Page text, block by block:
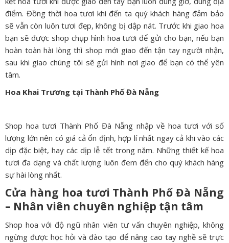
điểm. Đồng thời hoa tươi khi đến ta quý khách hàng đảm bảo
sẽ vẫn còn luôn tươi đẹp, không bị dập nát. Trước khi giao hoa
bạn sẽ được shop chụp hình hoa tươi để gửi cho bạn, nếu bạn
hoàn toàn hài lòng thì shop mới giao đến tận tay người nhận,
sau khi giao chúng tôi sẽ gửi hình nơi giao để bạn có thể yên
tâm.
Hoa Khai Trương tại Thành Phố Đà Nẵng
Shop hoa tươi Thành Phố Đà Nẵng nhập về hoa tươi với số
lượng lớn nên có giá cả ổn định, hợp lí nhất ngay cả khi vào các
dịp đặc biệt, hay các dịp lễ tết trong năm. Những thiết kế hoa
tươi đa dạng và chất lượng luôn đem đến cho quý khách hàng
sự hài lòng nhất.
Cửa hàng hoa tươi Thành Phố Đà Nẵng
– Nhân viên chuyên nghiệp tận tâm
Shop hoa với độ ngũ nhân viên tư vấn chuyên nghiệp, không
ngừng được học hỏi và đào tạo để nâng cao tay nghề sẽ trực